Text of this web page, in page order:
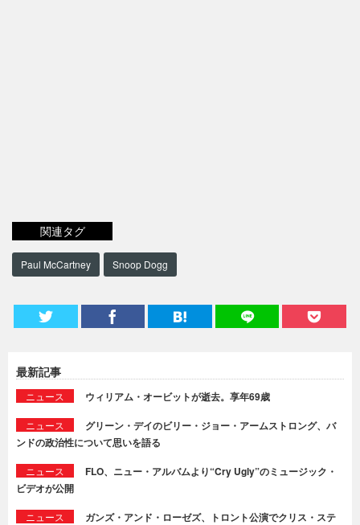
関連タグ
Paul McCartney Snoop Dogg
最新記事
ニュース ウィリアム・オービットが逝去。享年69歳
ニュース
グリーン・デイのビリー・ジョー・アームストロング、バ
ンドの政治性について思いを語る
ニュース
FLO、ニュー・アルバムより“Cry Ugly”のミュージック・
ビデオが公開
ニュース
ガンズ・アンド・ローゼズ、トロント公演でクリス・ステ